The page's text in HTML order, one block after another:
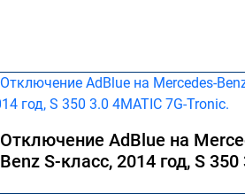
Отключение AdBlue на
Benz S-класс, 2014 год, S 350